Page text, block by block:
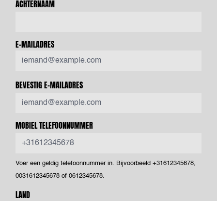
ACHTERNAAM
E-MAILADRES
BEVESTIG E-MAILADRES
MOBIEL TELEFOONNUMMER
Voer een geldig telefoonnummer in. Bijvoorbeeld +31612345678,
0031612345678 of 0612345678.
LAND